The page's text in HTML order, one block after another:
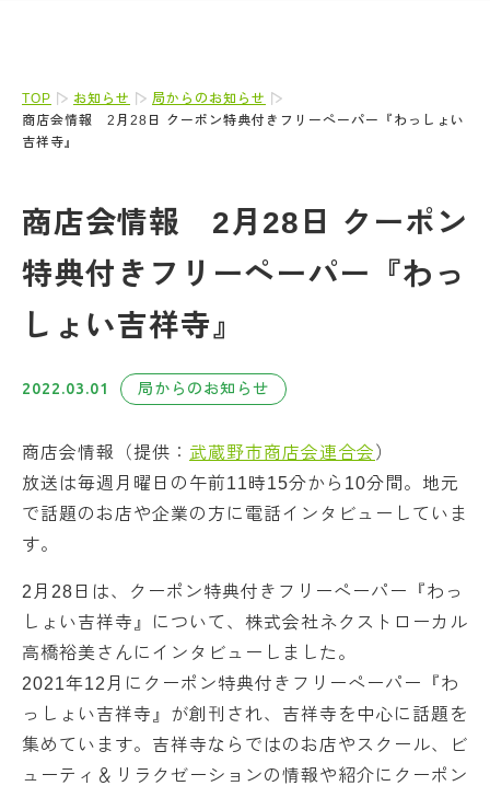
TOP お知らせ
局からのお知らせ
商店会情報 2月28日 クーポン特典付きフリーペーパー『わっしょい
吉祥寺』
商店会情報 2月28日 クーポン
特典付きフリーペーパー『わっ
しょい吉祥寺』
2022.03.01 局からのお知らせ
商店会情報（提供： 武蔵野市商店会連合会 ）
放送は毎週月曜日の午前11時15分から10分間。地元
で話題のお店や企業の方に電話インタビューしていま
す。
2月28日は、クーポン特典付きフリーペーパー『わっ
しょい吉祥寺』について、株式会社ネクストローカル
高橋裕美さんにインタビューしました。
2021年12月にクーポン特典付きフリーペーパー『わ
っしょい吉祥寺』が創刊され、吉祥寺を中心に話題を
集めています。吉祥寺ならではのお店やスクール、ビ
ューティ＆リラクゼーションの情報や紹介にクーポン